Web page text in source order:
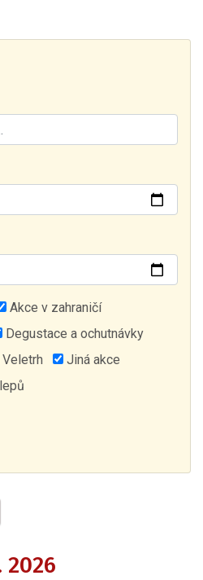
Akce v zahraničí
Degustace a ochutnávky
Veletrh
Jiná akce
2026